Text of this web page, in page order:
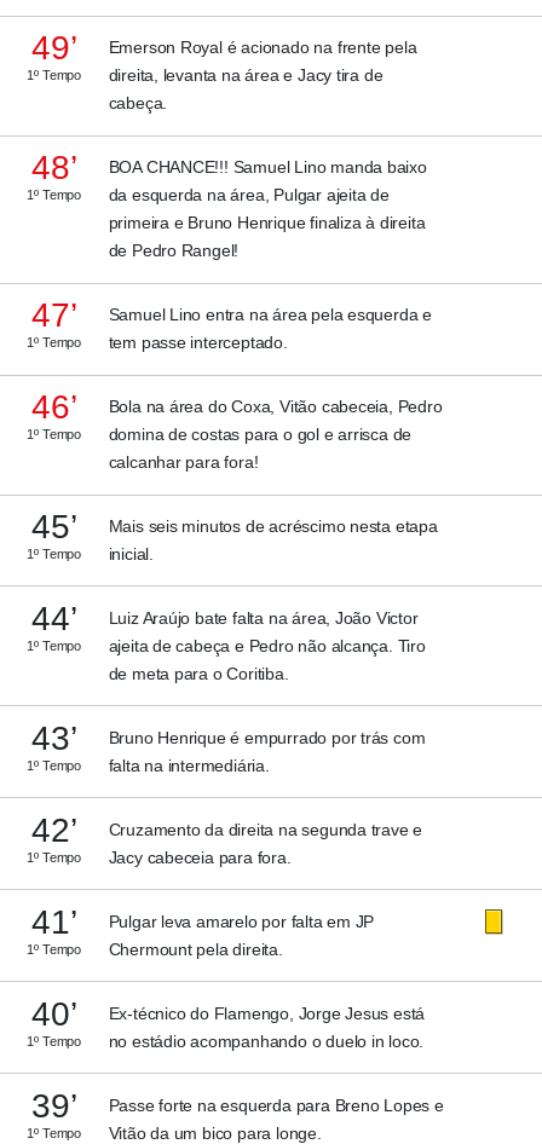
49’
1º Tempo
Emerson Royal é acionado na frente pela
direita, levanta na área e Jacy tira de
cabeça.
48’
1º Tempo
BOA CHANCE!!! Samuel Lino manda baixo
da esquerda na área, Pulgar ajeita de
primeira e Bruno Henrique finaliza à direita
de Pedro Rangel!
47’
1º Tempo
Samuel Lino entra na área pela esquerda e
tem passe interceptado.
46’
1º Tempo
Bola na área do Coxa, Vitão cabeceia, Pedro
domina de costas para o gol e arrisca de
calcanhar para fora!
45’
1º Tempo
Mais seis minutos de acréscimo nesta etapa
inicial.
44’
1º Tempo
Luiz Araújo bate falta na área, João Victor
ajeita de cabeça e Pedro não alcança. Tiro
de meta para o Coritiba.
43’
1º Tempo
Bruno Henrique é empurrado por trás com
falta na intermediária.
42’
1º Tempo
Cruzamento da direita na segunda trave e
Jacy cabeceia para fora.
41’
1º Tempo
Pulgar leva amarelo por falta em JP
Chermount pela direita.
40’
1º Tempo
Ex-técnico do Flamengo, Jorge Jesus está
no estádio acompanhando o duelo in loco.
39’
1º Tempo
Passe forte na esquerda para Breno Lopes e
Vitão da um bico para longe.